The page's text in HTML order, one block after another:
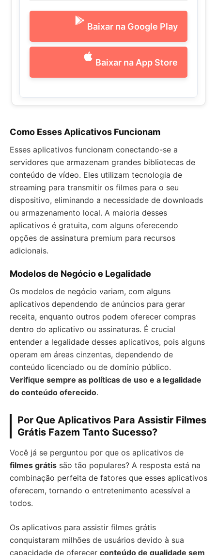
Baixar na Google Play
Baixar na App Store
Como Esses Aplicativos Funcionam
Esses aplicativos funcionam conectando-se a
servidores que armazenam grandes bibliotecas de
conteúdo de vídeo. Eles utilizam tecnologia de
streaming para transmitir os filmes para o seu
dispositivo, eliminando a necessidade de downloads
ou armazenamento local. A maioria desses
aplicativos é gratuita, com alguns oferecendo
opções de assinatura premium para recursos
adicionais.
Modelos de Negócio e Legalidade
Os modelos de negócio variam, com alguns
aplicativos dependendo de anúncios para gerar
receita, enquanto outros podem oferecer compras
dentro do aplicativo ou assinaturas. É crucial
entender a legalidade desses aplicativos, pois alguns
operam em áreas cinzentas, dependendo de
conteúdo licenciado ou de domínio público.
Verifique sempre as políticas de uso e a legalidade
do conteúdo oferecido.
Por Que Aplicativos Para Assistir Filmes
Grátis Fazem Tanto Sucesso?
Você já se perguntou por que os aplicativos de
filmes grátis são tão populares? A resposta está na
combinação perfeita de fatores que esses aplicativos
oferecem, tornando o entretenimento acessível a
todos.
Os aplicativos para assistir filmes grátis
conquistaram milhões de usuários devido à sua
capacidade de oferecer conteúdo de qualidade sem